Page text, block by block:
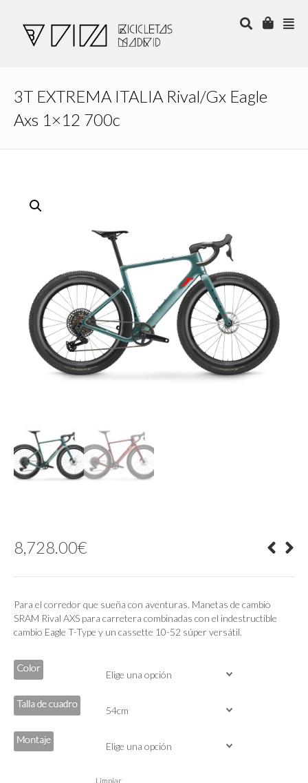
3T EXTREMA ITALIA Rival/Gx Eagle
Axs 1×12 700c
8,728.00€
Para el corredor que sueña con aventuras. Manetas de cambio
SRAM Rival AXS para carretera combinadas con el indestructible
cambio Eagle T-Type y un cassette 10-52 súper versátil.
Color
Talla de cuadro
Montaje
Limpiar